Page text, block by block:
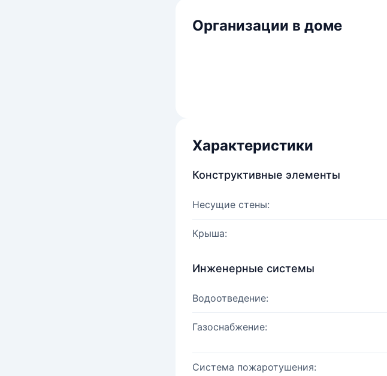
Организации в доме
Характеристики
Конструктивные элементы
Несущие стены:
Крыша:
Инженерные системы
Водоотведение:
Газоснабжение:
Система пожаротушения: